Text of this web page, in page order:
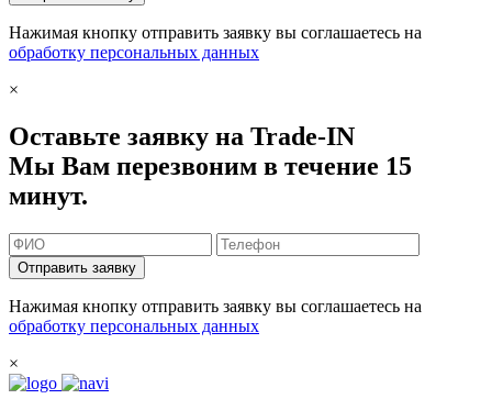
Нажимая кнопку отправить заявку вы соглашаетесь на
обработку персональных данных
×
Оставьте заявку на Trade-IN
Мы Вам перезвоним в течение 15
минут.
Отправить заявку
Нажимая кнопку отправить заявку вы соглашаетесь на
обработку персональных данных
×